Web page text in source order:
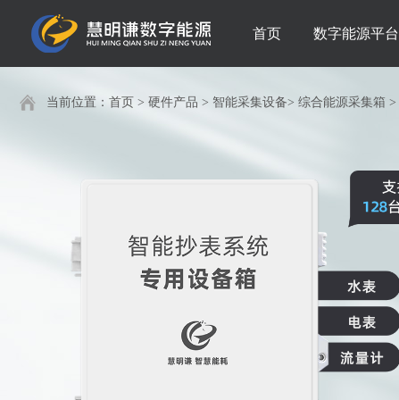
首页 数字能源平台
当前位置： 首页 > 硬件产品 > 智能采集设备> 综合能源采集箱 >